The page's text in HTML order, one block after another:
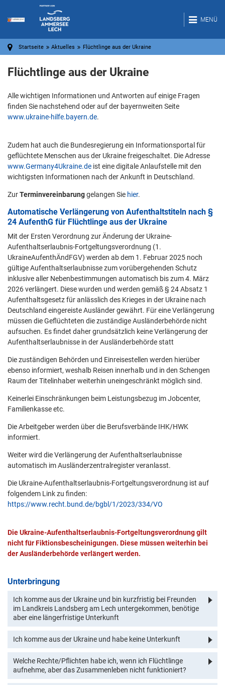
MENÜ
Startseite Aktuelles Flüchtlinge aus der Ukraine
Flüchtlinge aus der Ukraine
Alle wichtigen Informationen und Antworten auf einige Fragen
finden Sie nachstehend oder auf der bayernweiten Seite
www.ukraine-hilfe.bayern.de.
Zudem hat auch die Bundesregierung ein Informationsportal für
geflüchtete Menschen aus der Ukraine freigeschaltet. Die Adresse
www.Germany4Ukraine.deist eine digitale Anlaufstelle mit den
wichtigsten Informationen nach der Ankunft in Deutschland.
ZurTerminvereinbarunggelangen Sie hier.
Automatische Verlängerung von Aufenthaltstiteln nach §
24 AufenthG für Flüchtlinge aus der Ukraine
Mit der Ersten Verordnung zur Änderung der Ukraine-
Aufenthaltserlaubnis-Fortgeltungsverordnung (1.
UkraineAufenthÄndFGV) werden ab dem 1. Februar 2025 noch
gültige Aufenthaltserlaubnisse zum vorübergehenden Schutz
inklusive aller Nebenbestimmungen automatisch bis zum 4. März
2026 verlängert. Diese wurden und werden gemäß § 24 Absatz 1
Aufenthaltsgesetz für anlässlich des Krieges in der Ukraine nach
Deutschland eingereiste Ausländer gewährt. Für eine Verlängerung
müssen die Geflüchteten die zuständige Ausländerbehörde nicht
aufsuchen. Es findet daher grundsätzlich keine Verlängerung der
Aufenthaltserlaubnisse in der Ausländerbehörde statt
Die zuständigen Behörden und Einreisestellen werden hierüber
ebenso informiert, weshalb Reisen innerhalb und in den Schengen
Raum der Titelinhaber weiterhin uneingeschränkt möglich sind.
Keinerlei Einschränkungen beim Leistungsbezug im Jobcenter,
Familienkasse etc.
Die Arbeitgeber werden über die Berufsverbände IHK/HWK
informiert.
Weiter wird die Verlängerung der Aufenthaltserlaubnisse
automatisch im Ausländerzentralregister veranlasst.
Die Ukraine-Aufenthaltserlaubnis-Fortgeltungsverordnung ist auf
folgendem Link zu finden:
https://www.recht.bund.de/bgbl/1/2023/334/VO
Die Ukraine-Aufenthaltserlaubnis-Fortgeltungsverordnung gilt
nicht für Fiktionsbescheinigungen. Diese müssen weiterhin bei
der Ausländerbehörde verlängert werden.
Unterbringung
Ich komme aus der Ukraine und bin kurzfristig bei Freunden
im Landkreis Landsberg am Lech untergekommen, benötige
aber eine längerfristige Unterkunft
Ich komme aus der Ukraine und habe keine Unterkunft
Welche Rechte/Pflichten habe ich, wenn ich Flüchtlinge
aufnehme, aber das Zusammenleben nicht funktioniert?